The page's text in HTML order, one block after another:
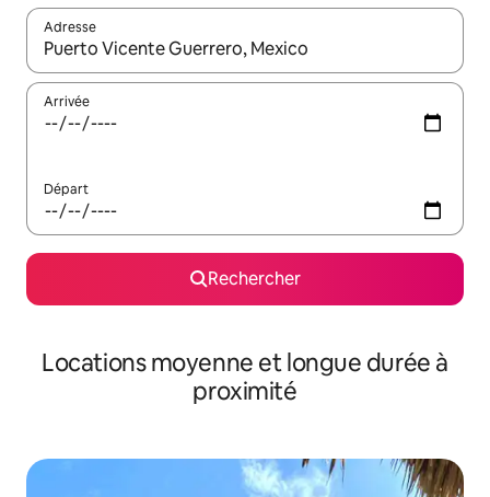
Adresse
Lorsque les résultats s'affichent, utilisez les flèches vers le
Arrivée
Départ
Rechercher
Locations moyenne et longue durée à
proximité